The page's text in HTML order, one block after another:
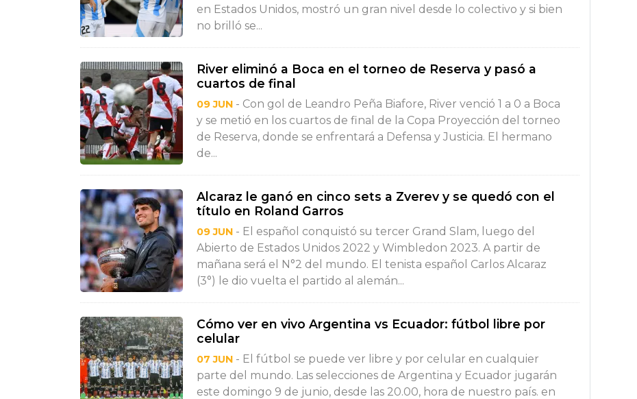
en Estados Unidos, mostró un gran nivel desde lo colectivo y si bien
no brilló se...
River eliminó a Boca en el torneo de Reserva y pasó a
cuartos de final
09 JUN - Con gol de Leandro Peña Biafore, River venció 1 a 0 a Boca
y se metió en los cuartos de final de la Copa Proyección del torneo
de Reserva, donde se enfrentará a Defensa y Justicia. El hermano
de...
Alcaraz le ganó en cinco sets a Zverev y se quedó con el
título en Roland Garros
09 JUN - El español conquistó su tercer Grand Slam, luego del
Abierto de Estados Unidos 2022 y Wimbledon 2023. A partir de
mañana será el N°2 del mundo. El tenista español Carlos Alcaraz
(3°) le dio vuelta el partido al alemán...
Cómo ver en vivo Argentina vs Ecuador: fútbol libre por
celular
07 JUN - El fútbol se puede ver libre y por celular en cualquier
parte del mundo. Las selecciones de Argentina y Ecuador jugarán
este domingo 9 de junio, desde las 20.00, hora de nuestro país. en